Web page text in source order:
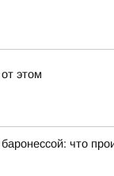
этом
что